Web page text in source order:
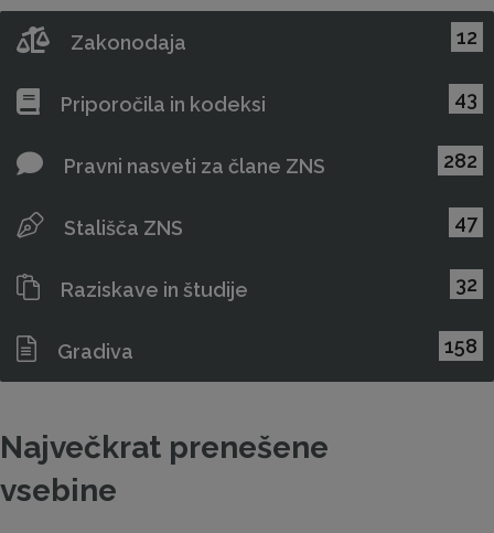
Zakonodaja 12
Priporočila in kodeksi 43
Pravni nasveti za člane ZNS 282
Stališča ZNS 47
Raziskave in študije 32
Gradiva 158
Največkrat prenešene
vsebine